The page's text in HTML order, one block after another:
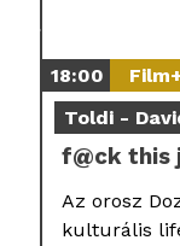
18:00
Toldi -
f@ck this
Az orosz
kulturális